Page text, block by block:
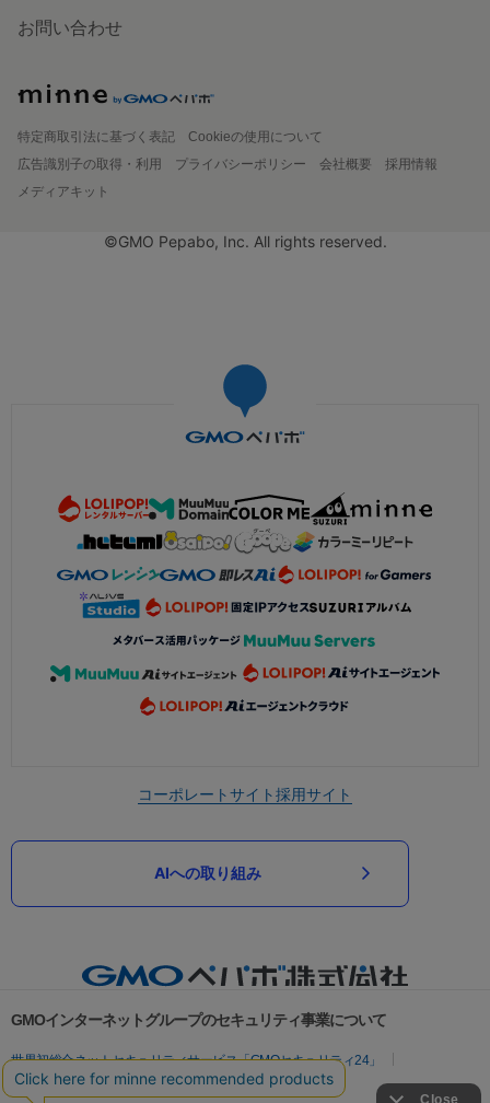
お問い合わせ
特定商取引法に基づく表記
Cookieの使用について
広告識別子の取得・利用
プライバシーポリシー 会社概要
採用情報
メディアキット
©GMO Pepabo, Inc. All rights reserved.
コーポレートサイト採用サイト
AIへの取り組み
GMOインターネットグループのセキュリティ事業について
世界初総合ネットセキュリティサービス「GMOセキュリティ24」
パスワード漏洩診断
Webサイトリスク診断